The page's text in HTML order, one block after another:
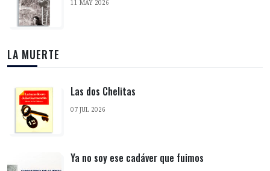
11 MAY 2026
LA MUERTE
Las dos Chelitas
07 JUL 2026
Ya no soy ese cadáver que fuimos